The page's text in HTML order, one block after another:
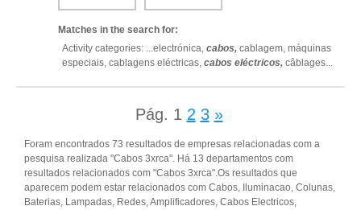
Matches in the search for:
Activity categories: ...electrónica, cabos, cablagem, máquinas
especiais, cablagens eléctricas, cabos eléctricos, câblages...
Pág. 1 2 3 »
Foram encontrados 73 resultados de empresas relacionadas com a
pesquisa realizada "Cabos 3xrca". Há 13 departamentos com
resultados relacionados com "Cabos 3xrca".Os resultados que
aparecem podem estar relacionados com Cabos, Iluminacao, Colunas,
Baterias, Lampadas, Redes, Amplificadores, Cabos Electricos,